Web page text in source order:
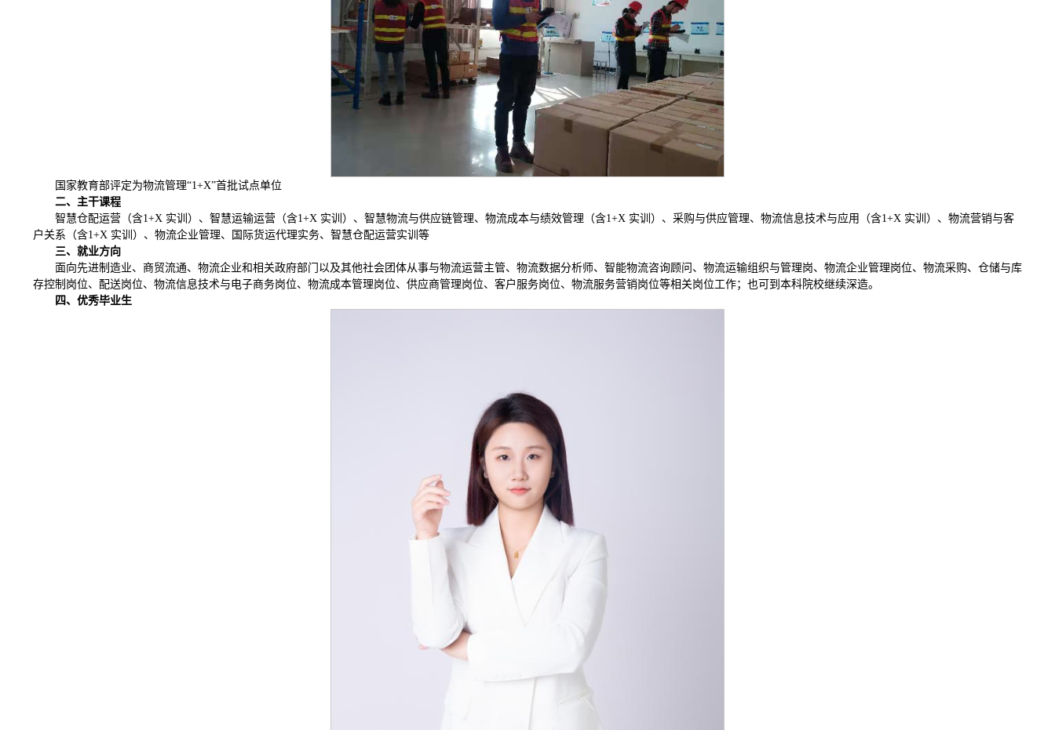
国家教育部评定为物流管理“1+X”首批试点单位
二、主干课程
智慧仓配运营（含1+X 实训）、智慧运输运营（含1+X 实训）、智慧物流与供应链管理、物流成本与绩效管理（含1+X 实训）、采购与供应管理、物流信息技术与应用（含1+X 实训）、物流营销与客
户关系（含1+X 实训）、物流企业管理、国际货运代理实务、智慧仓配运营实训等
三、就业方向
面向先进制造业、商贸流通、物流企业和相关政府部门以及其他社会团体从事与物流运营主管、物流数据分析师、智能物流咨询顾问、物流运输组织与管理岗、物流企业管理岗位、物流采购、仓储与库
存控制岗位、配送岗位、物流信息技术与电子商务岗位、物流成本管理岗位、供应商管理岗位、客户服务岗位、物流服务营销岗位等相关岗位工作；也可到本科院校继续深造。
四、优秀毕业生